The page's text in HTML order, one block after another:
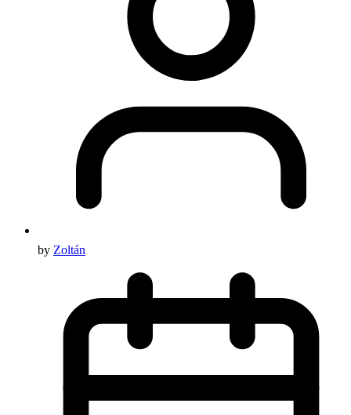
by Zoltán